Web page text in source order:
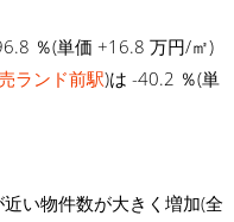
％(単価 +16.8 万円/㎡)
ランド前駅)は -40.2 ％(単
い物件数が大きく増加(全